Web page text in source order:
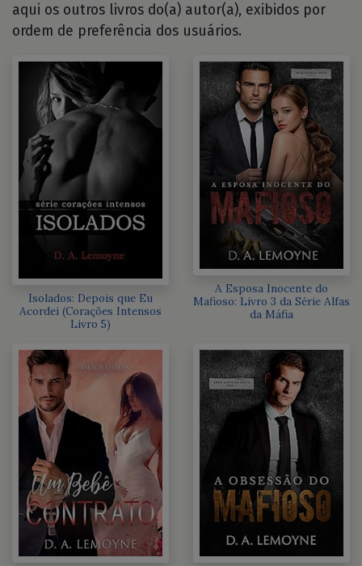
aqui os outros livros do(a) autor(a), exibidos por
ordem de preferência dos usuários.
Isolados: Depois que Eu
Acordei (Corações Intensos
Livro 5)
A Esposa Inocente do
Mafioso: Livro 3 da Série Alfas
da Máfia